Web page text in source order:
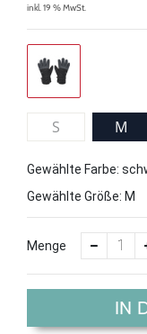
inkl. 19 % MwSt.
S M
Gewählte Farbe:
Gewählte Größe: M
Menge
IN